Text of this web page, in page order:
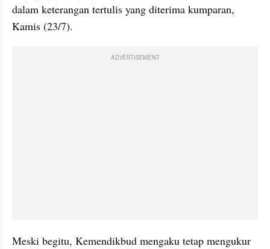
dalam keterangan tertulis yang diterima kumparan,
Kamis (23/7).
ADVERTISEMENT
Meski begitu, Kemendikbud mengaku tetap mengukur